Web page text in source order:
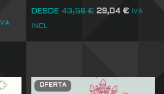
IVA
DESDE 43,56€ 29,04€ IVA
INCL
OFERTA